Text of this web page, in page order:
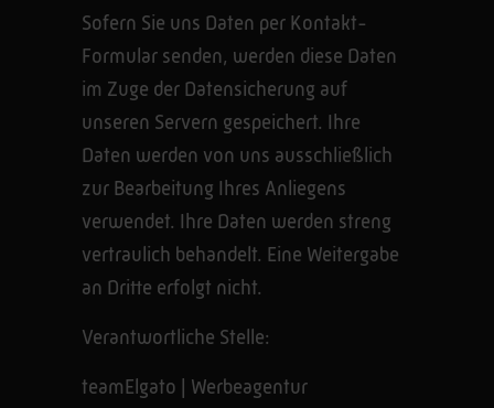
Sofern Sie uns Daten per Kontakt-
Formular senden, werden diese Daten
im Zuge der Datensicherung auf
unseren Servern gespeichert. Ihre
Daten werden von uns ausschließlich
zur Bearbeitung Ihres Anliegens
verwendet. Ihre Daten werden streng
vertraulich behandelt. Eine Weitergabe
an Dritte erfolgt nicht.
Verantwortliche Stelle:
teamElgato | Werbeagentur